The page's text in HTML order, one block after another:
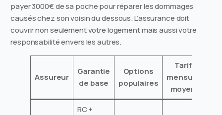
payer 3000€ de sa poche pour réparer les dommages
causés chez son voisin du dessous. L’assurance doit
couvrir non seulement votre logement mais aussi votre
responsabilité envers les autres.
Assureur
Garantie
de base
Options
populaires
Tarif
mensuel
moyen
RC +